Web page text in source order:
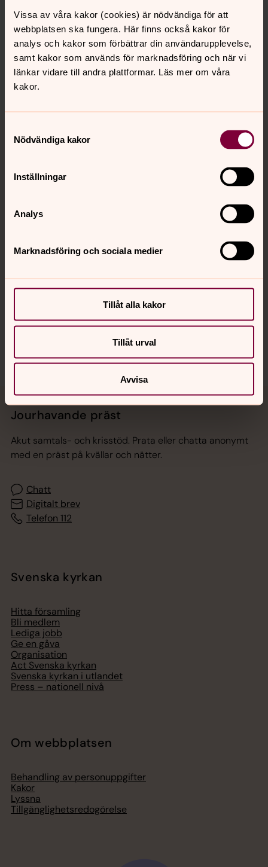
Vissa av våra kakor (cookies) är nödvändiga för att
webbplatsen ska fungera. Här finns också kakor för
analys och kakor som förbättrar din användarupplevelse,
samt kakor som används för marknadsföring och när vi
länkar vidare till andra plattformar. Läs mer om våra
kakor.
Nödvändiga kakor
Inställningar
Analys
Marknadsföring och sociala medier
Tillåt alla kakor
Tillåt urval
Avvisa
Synpunkter eller frågor på sidans
innehåll?
info@svenskakyrkan.se
Dela
Kontakt
Hitta snabbt
Sociala kanaler
Jourhavande präst
Akut samtals- och krisstöd. Prata eller chatta anonymt
med en präst på kvällar och nätter.
Chatt
Digitalt brev
Telefon 112
Svenska kyrkan
Hitta församling
Bli medlem
Lediga jobb
Ge en gåva
Organisation
Act Svenska kyrkan
Svenska kyrkan i utlandet
Press – nationell nivå
Om webbplatsen
Behandling av personuppgifter
Kakor
Lyssna
Tillgänglighetsredogörelse